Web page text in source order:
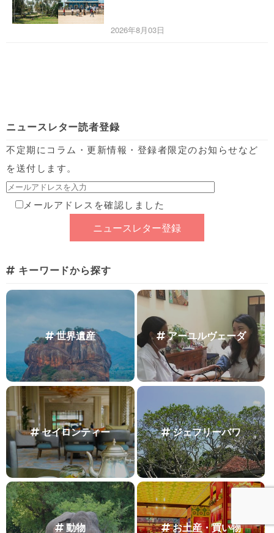
2026年8月03日
ニュースレター読者登録
不定期にコラム・更新情報・登録者限定のお知らせなど
を送付します。
メールアドレスを確認しました
キーワードから探す
世界遺産 アーユルヴェーダ
セイロンティー ジェフリーバワ
動物 お土産・買い物